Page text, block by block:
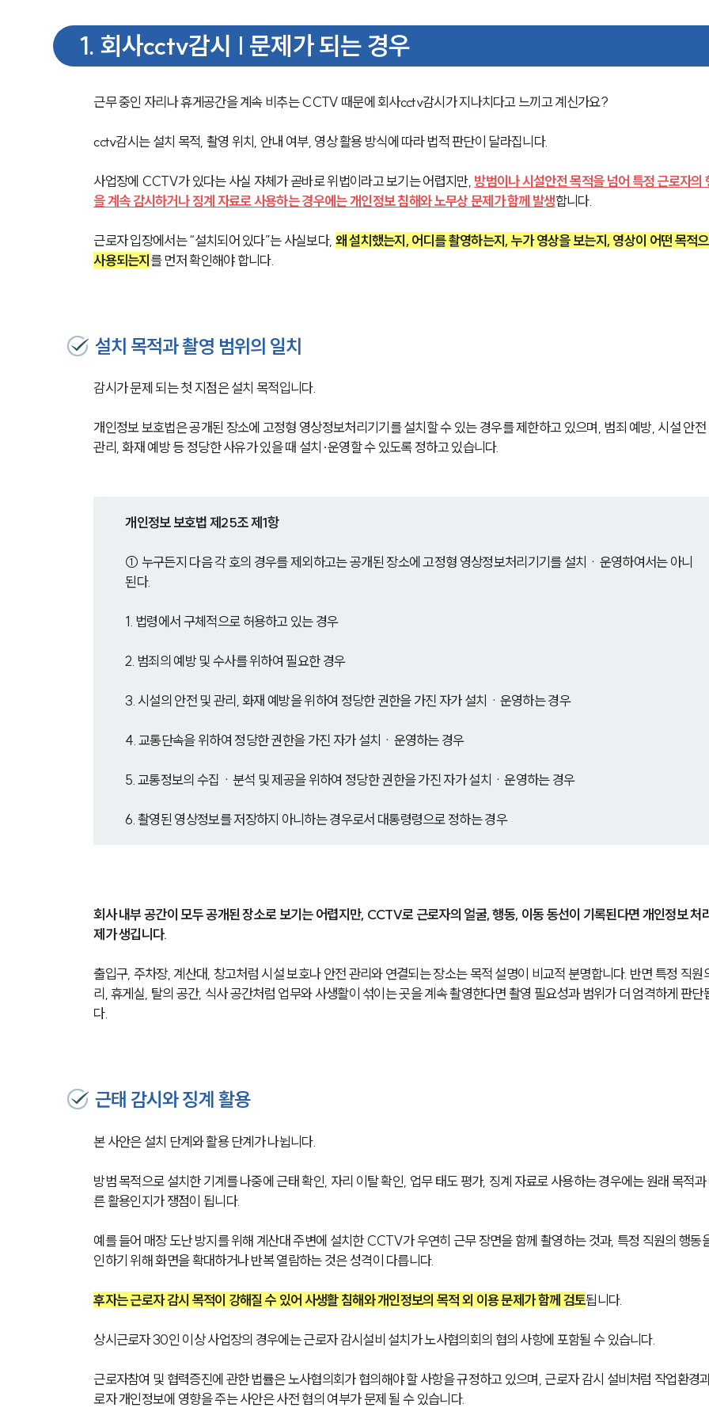
1. 회사cctv감시 | 문제가 되는 경우
근무 중인 자리나 휴게공간을 계속 비추는 CCTV 때문에 회사cctv감시가 지나치다고 느끼고 계신가요?
cctv감시는 설치 목적, 촬영 위치, 안내 여부, 영상 활용 방식에 따라 법적 판단이 달라집니다.
사업장에 CCTV가 있다는 사실 자체가 곧바로 위법이라고 보기는 어렵지만, 방범이나 시설안전 목적을 넘어 특정 근로자의
을 계속 감시하거나 징계 자료로 사용하는 경우에는 개인정보 침해와 노무상 문제가 함께 발생합니다.
근로자 입장에서는 “설치되어 있다”는 사실보다, 왜 설치했는지, 어디를 촬영하는지, 누가 영상을 보는지, 영상이 어떤 목적
사용되는지를 먼저 확인해야 합니다.
설치 목적과 촬영 범위의 일치
감시가 문제 되는 첫 지점은 설치 목적입니다.
개인정보 보호법은 공개된 장소에 고정형 영상정보처리기기를 설치할 수 있는 경우를 제한하고 있으며, 범죄 예방, 시설 안전
관리, 화재 예방 등 정당한 사유가 있을 때 설치·운영할 수 있도록 정하고 있습니다.
개인정보 보호법 제25조 제1항
① 누구든지 다음 각 호의 경우를 제외하고는 공개된 장소에 고정형 영상정보처리기기를 설치ㆍ운영하여서는 아니
된다.
1. 법령에서 구체적으로 허용하고 있는 경우
2. 범죄의 예방 및 수사를 위하여 필요한 경우
3. 시설의 안전 및 관리, 화재 예방을 위하여 정당한 권한을 가진 자가 설치ㆍ운영하는 경우
4. 교통단속을 위하여 정당한 권한을 가진 자가 설치ㆍ운영하는 경우
5. 교통정보의 수집ㆍ분석 및 제공을 위하여 정당한 권한을 가진 자가 설치ㆍ운영하는 경우
6. 촬영된 영상정보를 저장하지 아니하는 경우로서 대통령령으로 정하는 경우
회사 내부 공간이 모두 공개된 장소로 보기는 어렵지만, CCTV로 근로자의 얼굴, 행동, 이동 동선이 기록된다면 개인정보 처
제가 생깁니다.
출입구, 주차장, 계산대, 창고처럼 시설 보호나 안전 관리와 연결되는 장소는 목적 설명이 비교적 분명합니다. 반면 특정 직원
리, 휴게실, 탈의 공간, 식사 공간처럼 업무와 사생활이 섞이는 곳을 계속 촬영한다면 촬영 필요성과 범위가 더 엄격하게 판단
다.
근태 감시와 징계 활용
본 사안은 설치 단계와 활용 단계가 나뉩니다.
방범 목적으로 설치한 기계를 나중에 근태 확인, 자리 이탈 확인, 업무 태도 평가, 징계 자료로 사용하는 경우에는 원래 목적과
른 활용인지가 쟁점이 됩니다.
예를 들어 매장 도난 방지를 위해 계산대 주변에 설치한 CCTV가 우연히 근무 장면을 함께 촬영하는 것과, 특정 직원의 행동
인하기 위해 화면을 확대하거나 반복 열람하는 것은 성격이 다릅니다.
후자는 근로자 감시 목적이 강해질 수 있어 사생활 침해와 개인정보의 목적 외 이용 문제가 함께 검토됩니다.
상시근로자 30인 이상 사업장의 경우에는 근로자 감시설비 설치가 노사협의회의 협의 사항에 포함될 수 있습니다.
근로자참여 및 협력증진에 관한 법률은 노사협의회가 협의해야 할 사항을 규정하고 있으며, 근로자 감시 설비처럼 작업환경
로자 개인정보에 영향을 주는 사안은 사전 협의 여부가 문제 될 수 있습니다.